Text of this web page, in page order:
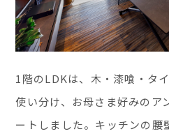
1階のLDKは、木・漆喰・タ
使い分け、お母さま好みのア
ートしました。キッチンの腰